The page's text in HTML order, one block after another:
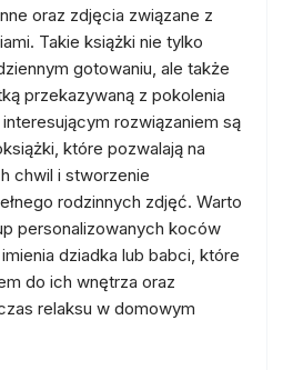
oraz zdjęcia związane z
Takie książki nie tylko
gotowaniu, ale także
przekazywaną z pokolenia
rozwiązaniem są
które pozwalają na
chwil i stworzenie
rodzinnych zdjęć. Warto
personalizowanych koców
dziadka lub babci, które
do ich wnętrza oraz
relaksu w domowym